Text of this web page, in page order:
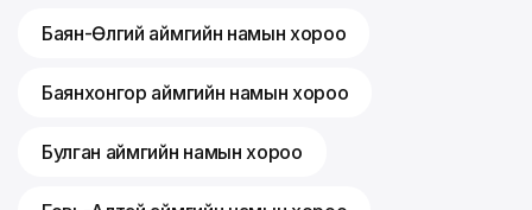
Баян-Өлгий аймгийн намын хороо
Баянхонгор аймгийн намын хороо
Булган аймгийн намын хороо